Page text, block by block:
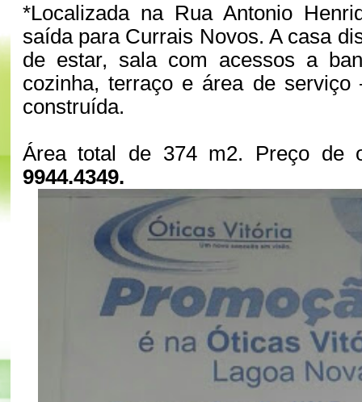
*Localizada na Rua Antonio
saída para Currais Novos. A casa
de estar, sala com acessos a
cozinha, terraço e área de
construída.
Área total de 374 m2. Preço de
9944.4349.